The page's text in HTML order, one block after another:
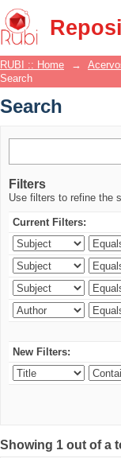
Search
RUBI :: Home →
Search
Search
Filters
Use filters to refine the
Current Filters:
New Filters:
Showing 1 out of a